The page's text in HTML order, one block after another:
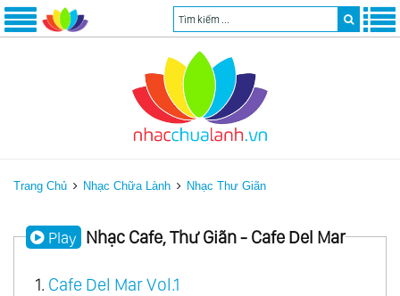
Trang Chủ Nhạc Chữa Lành Nhạc Thư Giãn
Play Nhạc Cafe, Thư Giãn - Cafe Del Mar
1. Cafe Del Mar Vol.1